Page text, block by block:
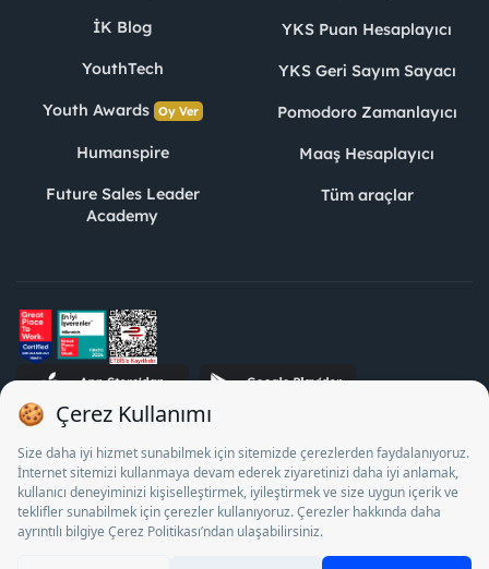
İK Blog
YouthTech
Youth Awards Oy Ver
Humanspire
Future Sales Leader
Academy
YKS Puan Hesaplayıcı
YKS Geri Sayım Sayacı
Pomodoro Zamanlayıcı
Maaş Hesaplayıcı
Tüm araçlar
STJ İnsan Kaynakları Bilişim ve Danışmanlık A.Ş. Özel İstihdam
Bürosu Olarak 13/05/2025 - 12/05/2028 tarihleri arasında
faaliyette bulunmak üzere, Türkiye İş Kurumu tarafından
18/04/2025 tarih ve 18095710 sayılı karar uyarınca 1078 nolu
belge ile faaliyet göstermektedir. 4904 sayılı kanun uyarınca iş